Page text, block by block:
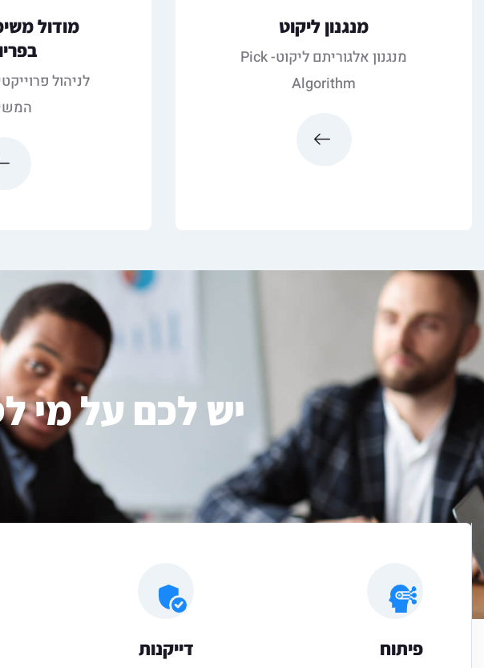
מנגנון ליקוט
מנגנון אלגוריתם ליקוט- Pick
Algorithm
מודול
לניהול
יש לכם על מי
פיתוח דייקנות